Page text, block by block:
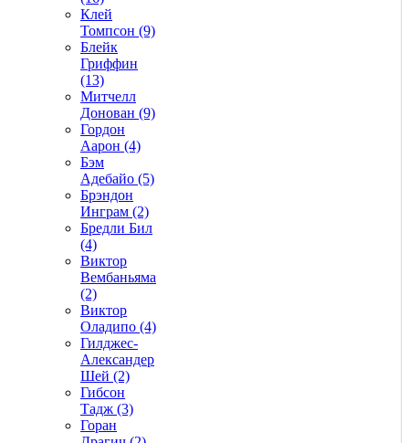
Клей
Томпсон (9)
Блейк
Гриффин
(13)
Митчелл
Донован (9)
Гордон
Аарон (4)
Бэм
Адебайо (5)
Брэндон
Инграм (2)
Бредли Бил
(4)
Виктор
Вембаньяма
(2)
Виктор
Оладипо (4)
Гилджес-
Александер
Шей (2)
Гибсон
Тадж (3)
Горан